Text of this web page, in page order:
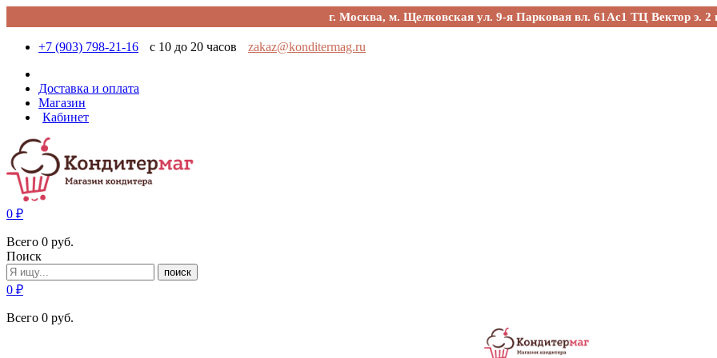
г. Москва, м. Щелковская ул. 9-я Парковая вл. 61Ас1 ТЦ Вектор э. 2
+7 (903) 798-21-16 с 10 до 20 часов zakaz@konditermag.ru
Доставка и оплата
Магазин
Кабинет
0 ₽
Всего 0 руб.
Поиск
поиск
0 ₽
Всего 0 руб.